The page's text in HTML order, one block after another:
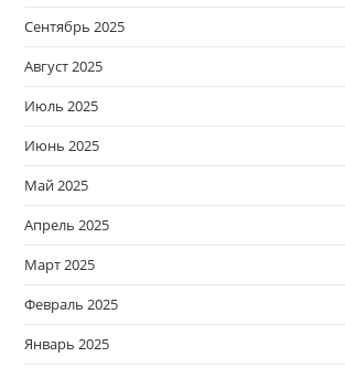
Сентябрь 2025
Август 2025
Июль 2025
Июнь 2025
Май 2025
Апрель 2025
Март 2025
Февраль 2025
Январь 2025